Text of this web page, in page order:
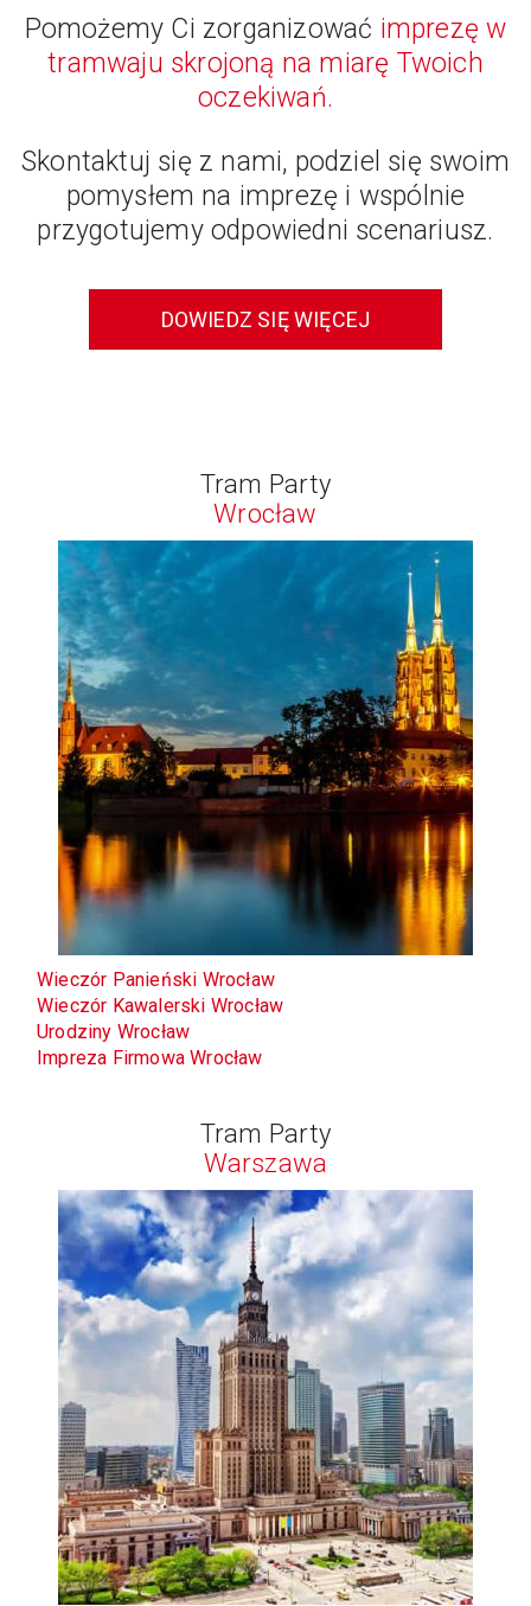
Pomożemy Ci zorganizować imprezę w
tramwaju skrojoną na miarę Twoich
oczekiwań.
Skontaktuj się z nami, podziel się swoim
pomysłem na imprezę i wspólnie
przygotujemy odpowiedni scenariusz.
DOWIEDZ SIĘ WIĘCEJ
Tram Party
Wrocław
Wieczór Panieński Wrocław
Wieczór Kawalerski Wrocław
Urodziny Wrocław
Impreza Firmowa Wrocław
Tram Party
Warszawa